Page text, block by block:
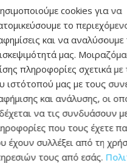
cookies για να
το
και να αναλύσουμε
μας.
πληροφορίες σχετικά με
ιστότοπού μας με τους
και ανάλυσης, οι
να τις συνδυάσουν
που τους έχετε
έχουν συλλέξει από τη
τους από εσάς.